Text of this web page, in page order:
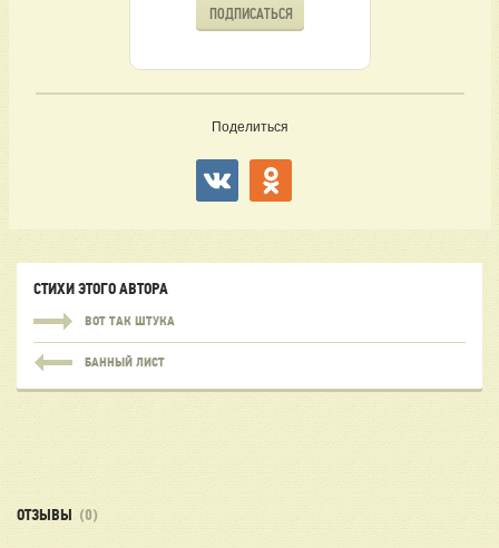
ПОДПИСАТЬСЯ
Поделиться
СТИХИ ЭТОГО АВТОРА
ВОТ ТАК ШТУКА
БАННЫЙ ЛИСТ
ОТЗЫВЫ (0)